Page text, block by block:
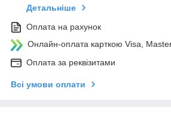
Детальніше
Оплата на рахунок
Онлайн-оплата карткою Visa,
Оплата за реквізитами
Всі умови оплати